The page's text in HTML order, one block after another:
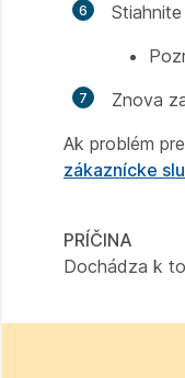
Znova
Ak problém
zákaznícke
PRÍČINA
Dochádza k